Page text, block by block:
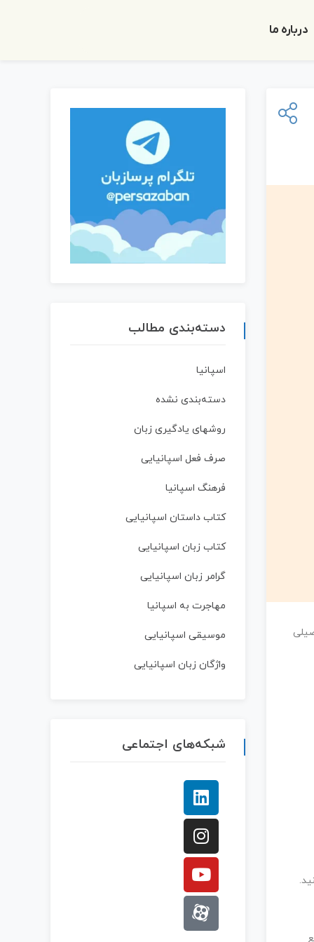
درباره ما
دسته‌بندی مطالب
اسپانیا
دسته‌بندی نشده
روشهای یادگیری زبان
صرف فعل اسپانیایی
فرهنگ اسپانیا
کتاب داستان اسپانیایی
کتاب زبان اسپانیایی
گرامر زبان اسپانیایی
مهاجرت به اسپانیا
موسیقی اسپانیایی
واژگان زبان اسپانیایی
شبکه‌های اجتماعی